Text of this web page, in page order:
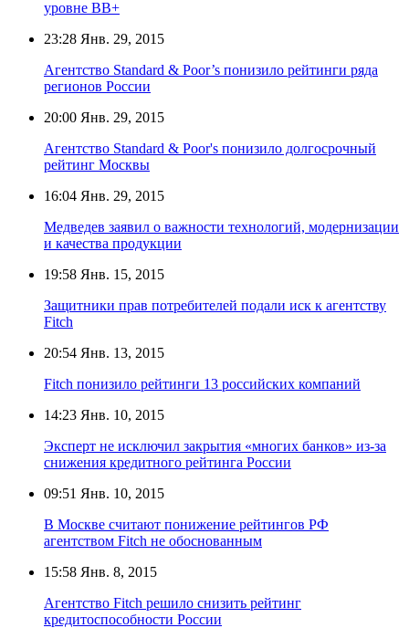
уровне BB+
23:28 Янв. 29, 2015
Агентство Standard & Poor’s понизило рейтинги ряда
регионов России
20:00 Янв. 29, 2015
Агентство Standard & Poor's понизило долгосрочный
рейтинг Москвы
16:04 Янв. 29, 2015
Медведев заявил о важности технологий, модернизации
и качества продукции
19:58 Янв. 15, 2015
Защитники прав потребителей подали иск к агентству
Fitch
20:54 Янв. 13, 2015
Fitch понизило рейтинги 13 российских компаний
14:23 Янв. 10, 2015
Эксперт не исключил закрытия «многих банков» из-за
снижения кредитного рейтинга России
09:51 Янв. 10, 2015
В Москве считают понижение рейтингов РФ
агентством Fitch не обоснованным
15:58 Янв. 8, 2015
Агентство Fitch решило снизить рейтинг
кредитоспособности России